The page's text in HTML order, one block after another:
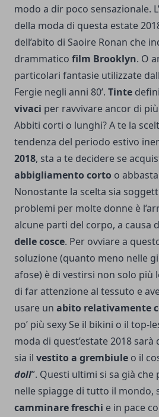
modo a dir poco sensazionale.
della moda di questa estate
dell’abito di Saoire Ronan che
drammatico film Brooklyn. O
particolari fantasie utilizzate
Fergie negli anni 80’. Tinte
vivaci per ravvivare ancor di più
Abbiti corti o lunghi? A te la
tendenza del periodo estivo
2018, sta a te decidere se
abbigliamento corto o
Nonostante la scelta sia
problemi per molte donne è
alcune parti del corpo, a causa
delle cosce. Per ovviare a
soluzione (quanto meno nelle
afose) è di vestirsi non solo più
di far attenzione al tessuto e
usare un abito relativamente
po’ più sexy Se il bikini o il top-
moda di quest’estate 2018
sia il vestito a grembiule o il
doll”. Questi ultimi si sa già
nelle spiagge di tutto il mondo,
camminare freschi e in pace